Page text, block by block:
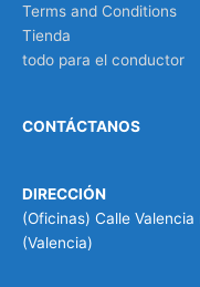
Terms and Conditions
Tienda
todo para el conductor
CONTÁCTANOS
DIRECCIÓN
(Oficinas) Calle
(Valencia)